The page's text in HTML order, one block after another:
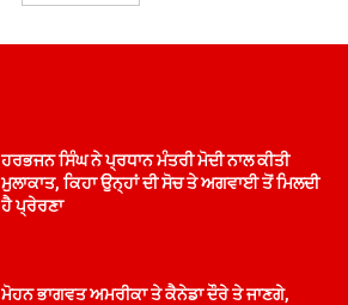
ਹਰਭਜਨ ਸਿੰਘ ਨੇ ਪ੍ਰਧਾਨ ਮੰਤਰੀ ਮੋਦੀ ਨਾਲ ਕੀਤੀ
ਮੁਲਾਕਾਤ, ਕਿਹਾ ਉਨ੍ਹਾਂ ਦੀ ਸੋਚ ਤੇ ਅਗਵਾਈ ਤੋਂ ਮਿਲਦੀ
ਹੈ ਪ੍ਰੇਰਣਾ
ਮੋਹਨ ਭਾਗਵਤ ਅਮਰੀਕਾ ਤੇ ਕੈਨੇਡਾ ਦੌਰੇ ਤੇ ਜਾਣਗੇ,